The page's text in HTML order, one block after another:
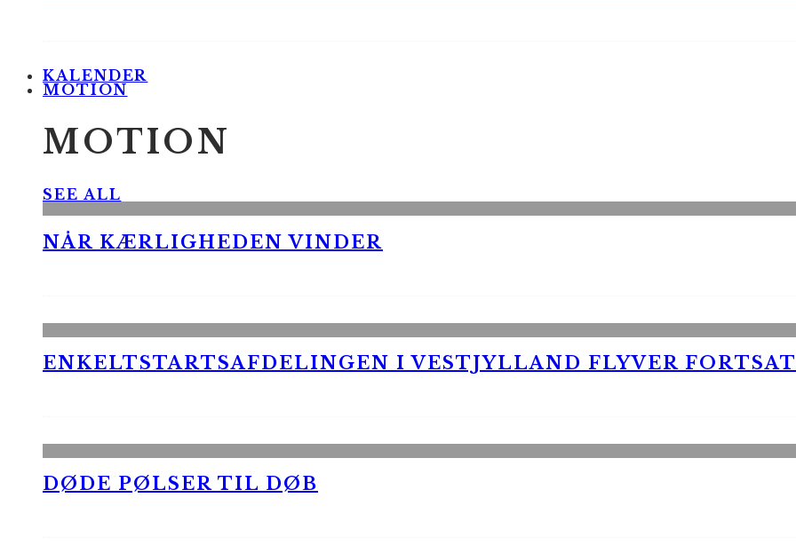
KALENDER
MOTION
MOTION
SEE ALL
NÅR KÆRLIGHEDEN VINDER
ENKELTSTARTSAFDELINGEN I VESTJYLLAND FLYVER
DØDE PØLSER TIL DØB